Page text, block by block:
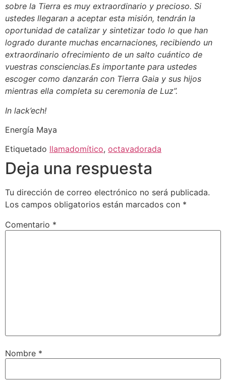
sobre la Tierra es muy extraordinario y precioso. Si
ustedes llegaran a aceptar esta misión, tendrán la
oportunidad de catalizar y sintetizar todo lo que han
logrado durante muchas encarnaciones, recibiendo un
extraordinario ofrecimiento de un salto cuántico de
vuestras consciencias.Es importante para ustedes
escoger como danzarán con Tierra Gaia y sus hijos
mientras ella completa su ceremonia de Luz”.
In lack’ech!
Energía Maya
Etiquetado llamadomítico, octavadorada
Deja una respuesta
Tu dirección de correo electrónico no será publicada.
Los campos obligatorios están marcados con *
Comentario *
Nombre *